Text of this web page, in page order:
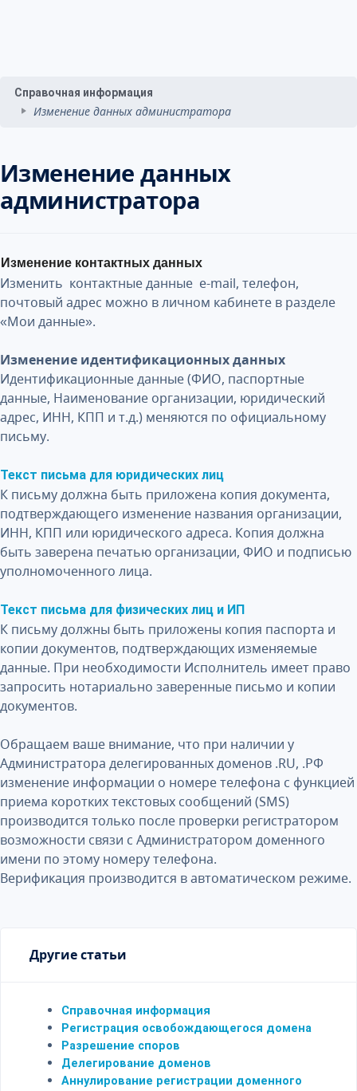
Справочная информация
Изменение данных администратора
Изменение данных
администратора
Изменение контактных данных
Изменить контактные данные e-mail, телефон,
почтовый адрес можно в личном кабинете в разделе
«Мои данные».
Изменение идентификационных данных
Идентификационные данные (ФИО, паспортные
данные, Наименование организации, юридический
адрес, ИНН, КПП и т.д.) меняются по официальному
письму.
Текст письма для юридических лиц
К письму должна быть приложена копия документа,
подтверждающего изменение названия организации,
ИНН, КПП или юридического адреса. Копия должна
быть заверена печатью организации, ФИО и подписью
уполномоченного лица.
Текст письма для физических лиц и ИП
К письму должны быть приложены копия паспорта и
копии документов, подтверждающих изменяемые
данные. При необходимости Исполнитель имеет право
запросить нотариально заверенные письмо и копии
документов.
Обращаем ваше внимание, что при наличии у
Администратора делегированных доменов .RU, .РФ
изменение информации о номере телефона с функцией
приема коротких текстовых сообщений (SMS)
производится только после проверки регистратором
возможности связи с Администратором доменного
имени по этому номеру телефона.
Верификация производится в автоматическом режиме.
Другие статьи
Справочная информация
Регистрация освобождающегося домена
Разрешение споров
Делегирование доменов
Аннулирование регистрации доменного